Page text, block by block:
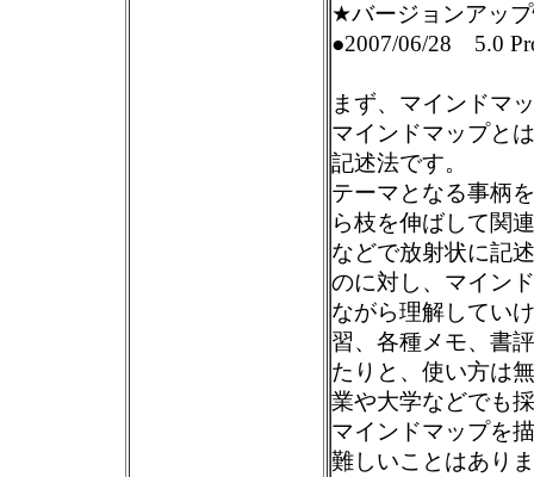
★バージョンアッ
●2007/06/28 5.0
まず、マインドマ
マインドマップと
記述法です。
テーマとなる事柄
ら枝を伸ばして関
などで放射状に記
のに対し、マイン
ながら理解してい
習、各種メモ、書
たりと、使い方は
業や大学などでも
マインドマップを
難しいことはあり